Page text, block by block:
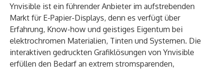
Ynvisible ist ein führender Anbieter im aufstrebenden
Markt für E-Papier-Displays, denn es verfügt über
Erfahrung, Know-how und geistiges Eigentum bei
elektrochromen Materialien, Tinten und Systemen. Die
interaktiven gedruckten Grafiklösungen von Ynvisible
erfüllen den Bedarf an extrem stromsparenden,